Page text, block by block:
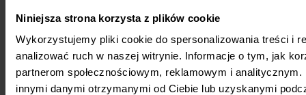
Niniejsza strona korzysta z plików cookie
Wykorzystujemy pliki cookie do spersonalizowania treści i
analizować ruch w naszej witrynie. Informacje o tym, jak
partnerom społecznościowym, reklamowym i
innymi danymi otrzymanymi od Ciebie lub uzyskanymi
Pompy ciepła
Zbiorniki
Zestawy solarne
Kotły C.O.
Wentylacja
Hybrydowe systemy grzewcze